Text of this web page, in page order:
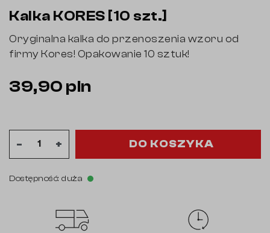
Kalka KORES [10 szt.]
Oryginalna kalka do przenoszenia wzoru od
firmy Kores! Opakowanie 10 sztuk!
39,90 pln
Dostępność: duża
- + DO KOSZYKA